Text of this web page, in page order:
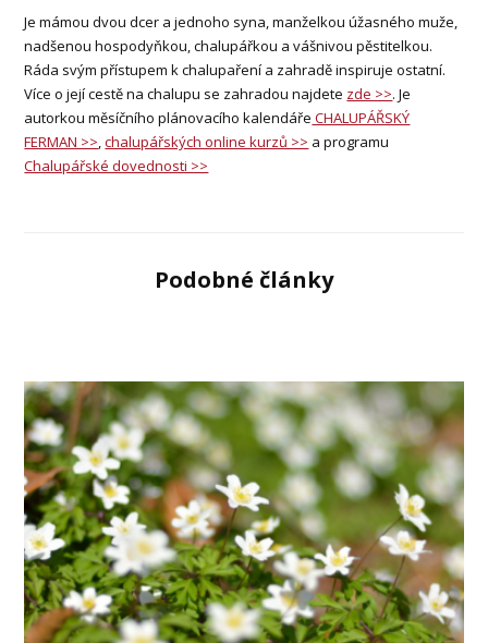
Je mámou dvou dcer a jednoho syna, manželkou úžasného muže,
nadšenou hospodyňkou, chalupářkou a vášnivou pěstitelkou.
Ráda svým přístupem k chalupaření a zahradě inspiruje ostatní.
Více o její cestě na chalupu se zahradou najdete zde >>. Je
autorkou měsíčního plánovacího kalendáře CHALUPÁŘSKÝ
FERMAN >>,chalupářských online kurzů >> a programu
Chalupářské dovednosti >>
Podobné články